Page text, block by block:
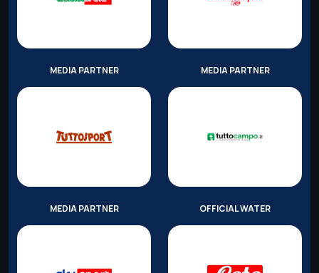
MEDIA PARTNER MEDIA PARTNER
MEDIA PARTNER OFFICIAL WATER